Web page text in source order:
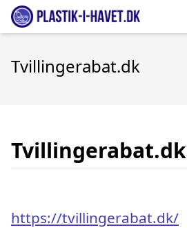
Tvillingerabat.dk
Tvillingerabat.dk
https://tvillingerabat.dk/